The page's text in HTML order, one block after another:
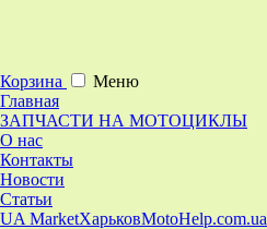
Корзина
Меню
Главная
ЗАПЧАСТИ НА МОТОЦИКЛЫ
О нас
Контакты
Новости
Статьи
UA MarketХарьковMotoHelp.com.ua